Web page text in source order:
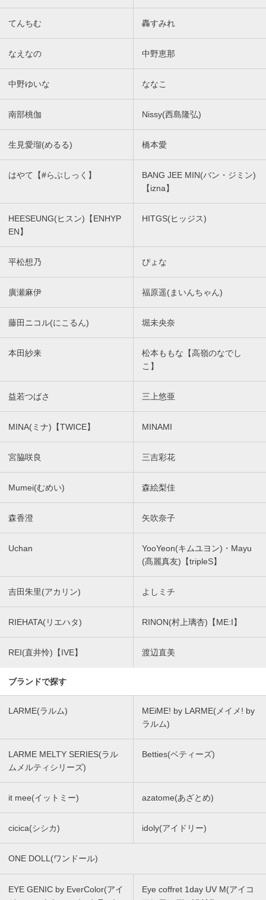
てんちむ 轟すみれ
なえなの 中野恵那
中野ゆいな ななこ
南部桃伽 Nissy(西島隆弘)
生見愛瑠(めるる) 橋本愛
はやて【#らぶしっく】
BANG JEE MIN(バン・ジミン)
【izna】
HEESEUNG(ヒスン)【ENHYP
EN】
HITGS(ヒッジス)
平松想乃 ぴょな
廣瀬麻伊 福原遥(まいんちゃん)
藤田ニコル(にこるん) 堀未央奈
本田紗来
松本ももな【高嶺のなでし
こ】
益若つばさ 三上悠亜
MINA(ミナ)【TWICE】 MINAMI
宮脇咲良 三吉彩花
Mumei(むめい) 森絵梨佳
森香澄 矢吹奈子
Uchan
YooYeon(キムユヨン)・Mayu
(髙麗真友)【tripleS】
吉田朱里(アカリン) よしミチ
RIEHATA(リエハタ) RINON(村上璃杏)【ME:I】
REI(直井怜)【IVE】 渡辺直美
ブランドで探す
LARME(ラルム)
MEiME! by LARME(メイメ! by
ラルム)
LARME MELTY SERIES(ラル
ムメルティシリーズ)
Betties(ベティーズ)
it mee(イットミー) azatome(あざとめ)
cicica(シシカ) idoly(アイドリー)
ONE DOLL(ワンドール)
EYE GENIC by EverColor(アイ
Eye coffret 1day UV M(アイコ